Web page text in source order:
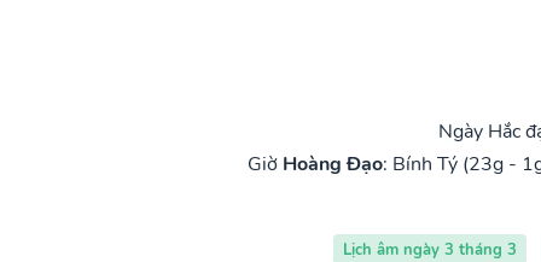
Ngày Hắc
Giờ Hoàng Đạo: Bính Tý (23g -
Lịch âm ngày 3 tháng 3